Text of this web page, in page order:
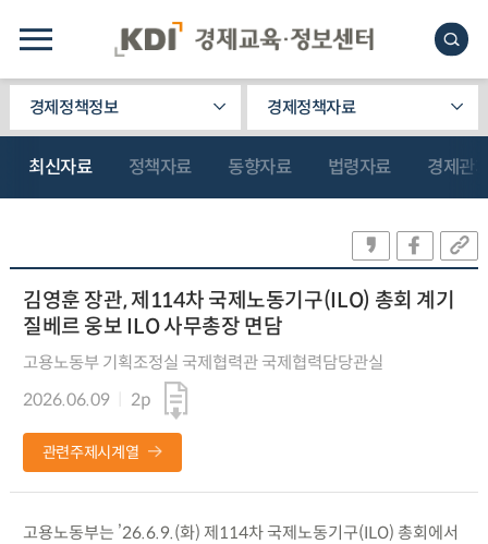
경제정책정보 경제정책자료
최신자료 정책자료 동향자료 법령자료 경제관
김영훈 장관, 제114차 국제노동기구(ILO) 총회 계기
질베르 웅보 ILO 사무총장 면담
고용노동부 기획조정실 국제협력관 국제협력담당관실
2026.06.09
2p
관련주제시계열
고용노동부는 ’26.6.9.(화) 제114차 국제노동기구(ILO) 총회에서